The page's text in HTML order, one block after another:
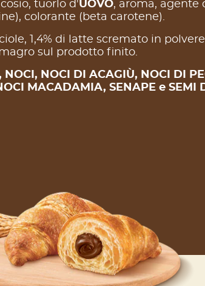
tuorlo d'UOVO, aroma, agente
colorante (beta carotene).
1,4% di latte scremato in polvere
sul prodotto finito.
NOCI, NOCI DI ACAGIÙ, NOCI DI
MACADAMIA, SENAPE e SEMI